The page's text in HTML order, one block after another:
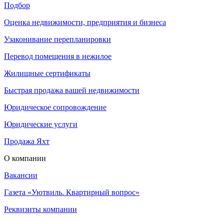
Подбор
Оценка недвижимости, предприятия и бизнеса
Узаконивание перепланировки
Перевод помещения в нежилое
Жилищные сертификаты
Быстрая продажа вашей недвижимости
Юридическое сопровождение
Юридические услуги
Продажа Яхт
О компании
Вакансии
Газета «Уютвиль. Квартирный вопрос»
Реквизиты компании